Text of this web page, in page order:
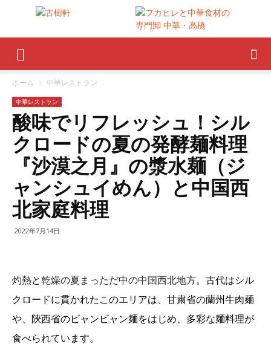
ホーム 中華レストラン
中華レストラン
酸味でリフレッシュ！シル
クロードの夏の発酵麺料理
『沙漠之月』の漿水麺（ジ
ャンシュイめん）と中国西
北家庭料理
2022年7月14日
灼熱と乾燥の夏まっただ中の中国西北地方。 古代はシル
クロードに貫かれたこのエリアは、甘粛省の蘭州牛肉麺
や、陝西省のビャンビャン麺をはじめ、多彩な麺料理が
食べられています。